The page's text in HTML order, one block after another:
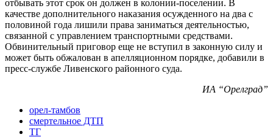
отбывать этот срок он должен в колонии-поселении. В
качестве дополнительного наказания осужденного на два с
половиной года лишили права заниматься деятельностью,
связанной с управлением транспортными средствами.
Обвинительный приговор еще не вступил в законную силу и
может быть обжалован в апелляционном порядке, добавили в
пресс-службе Ливенского районного суда.
ИА “Орелград”
орел-тамбов
смертельное ДТП
ТГ